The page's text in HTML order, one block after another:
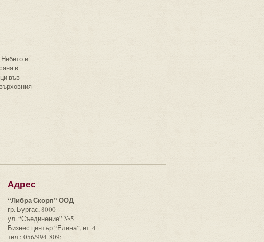
и
в
във
Адрес
“Либра Скорп” ООД
гр. Бургас, 8000
ул. “Съединение” №5
Бизнес център “Елена”, ет. 4
тел.: 056/994-809;